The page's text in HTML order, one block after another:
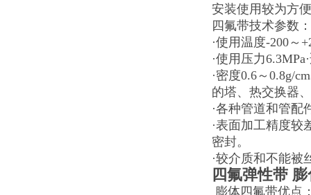
安装使用较为方
四氟带技术参数：
·使用温度-200～
·使用压力
·密度0.6～0.8g/
的塔、热交换器
·各种管道和管配
·表面加工精度
密封。
·较介质和不能被
四氟弹性带
膨体四氟带优点